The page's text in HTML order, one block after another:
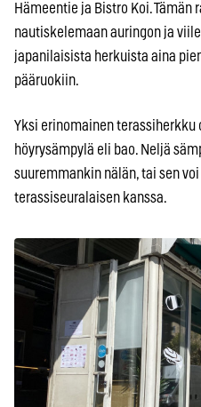
Hämeentie ja Bistro Koi.
nautiskelemaan auringon ja
japanilaisista herkuista aina
pääruokiin.
Yksi erinomainen
höyrysämpylä eli bao. Neljä
suuremmankin nälän, tai sen
terassiseuralaisen kanssa.